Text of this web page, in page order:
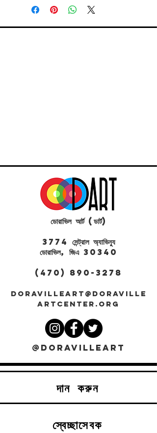
ডোরাভিল আর্ট (ডার্ট)
3774 সেন্ট্রাল অ্যাভিন্যু
ডোরাভিল, জিএ 30340
(470) 890-3278
DORAVILLEART@DORAVILLE
ARTCENTER.ORG
@DORAVILLEART
দান করুন
স্বেচ্ছাসেবক